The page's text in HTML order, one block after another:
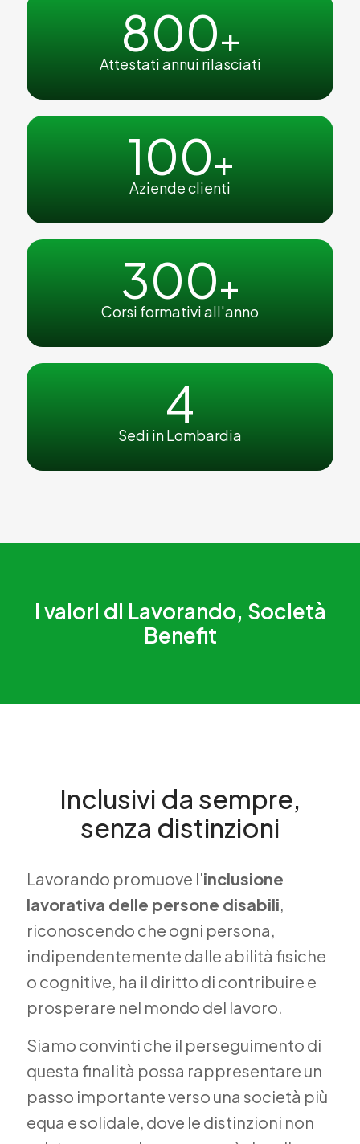
800+
Attestati annui rilasciati
100+
Aziende clienti
300+
Corsi formativi all'anno
4
Sedi in Lombardia
I valori di Lavorando, Società
Benefit
Inclusivi da sempre,
senza distinzioni
Lavorando promuove l'inclusione
lavorativa delle persone disabili,
riconoscendo che ogni persona,
indipendentemente dalle abilità fisiche
o cognitive, ha il diritto di contribuire e
prosperare nel mondo del lavoro.
Siamo convinti che il perseguimento di
questa finalità possa rappresentare un
passo importante verso una società più
equa e solidale, dove le distinzioni non